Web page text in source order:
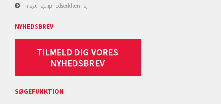
Tilgængelighedserklæring
NYHEDSBREV
SØGEFUNKTION